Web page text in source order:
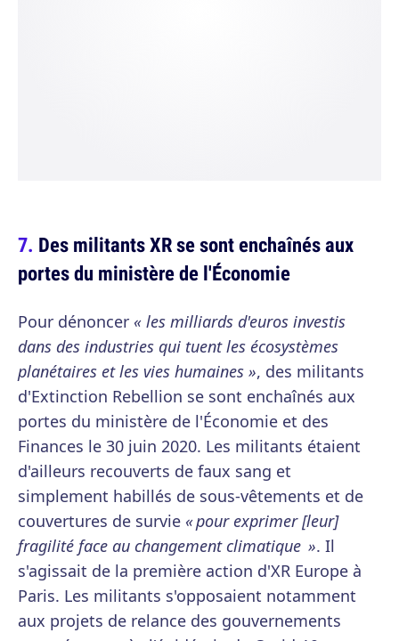
Des militants XR se sont enchaînés aux
portes du ministère de l'Économie
Pour dénoncer « les milliards d'euros investis
dans des industries qui tuent les écosystèmes
planétaires et les vies humaines », des militants
d'Extinction Rebellion se sont enchaînés aux
portes du ministère de l'Économie et des
Finances le 30 juin 2020. Les militants étaient
d'ailleurs recouverts de faux sang et
simplement habillés de sous-vêtements et de
couvertures de survie « pour exprimer [leur]
fragilité face au changement climatique ». Il
s'agissait de la première action d'XR Europe à
Paris. Les militants s'opposaient notamment
aux projets de relance des gouvernements